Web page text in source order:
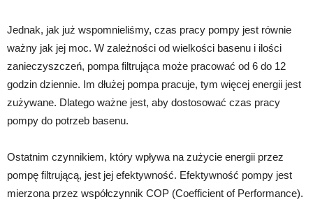
Jednak, jak już wspomnieliśmy, czas pracy pompy jest równie
ważny jak jej moc. W zależności od wielkości basenu i ilości
zanieczyszczeń, pompa filtrująca może pracować od 6 do 12
godzin dziennie. Im dłużej pompa pracuje, tym więcej energii jest
zużywane. Dlatego ważne jest, aby dostosować czas pracy
pompy do potrzeb basenu.
Ostatnim czynnikiem, który wpływa na zużycie energii przez
pompę filtrującą, jest jej efektywność. Efektywność pompy jest
mierzona przez współczynnik COP (Coefficient of Performance).